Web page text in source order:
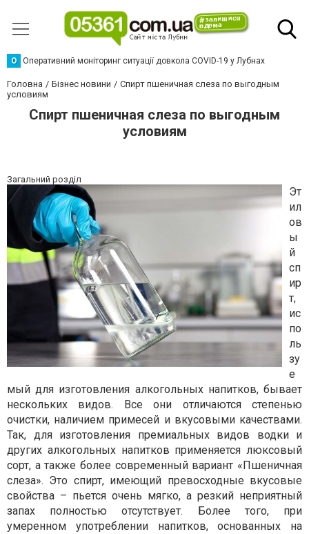
О Оперативний моніторинг ситуації довкола COVID-19 у Лубнах
Головна Бізнес новини
Спирт пшеничная слеза по выгодным
условиям
Спирт пшеничная слеза по выгодным
условиям
Загальний розділ
Эт
ил
ов
ы
й
сп
ир
т,
ис
по
ль
зу
е
мый для изготовления алкогольных напитков, бывает
нескольких видов. Все они отличаются степенью
очистки, наличием примесей и вкусовыми качествами.
Так, для изготовления премиальных видов водки и
других алкогольных напитков применяется люксовый
сорт, а также более современный вариант «Пшеничная
слеза». Это спирт, имеющий превосходные вкусовые
свойства – пьется очень мягко, а резкий неприятный
запах полностью отсутствует. Более того, при
умеренном употреблении напитков, основанных на